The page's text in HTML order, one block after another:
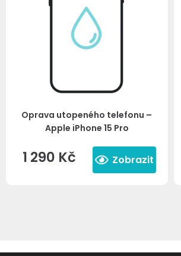
Oprava utopeného telefonu –
Apple iPhone 15 Pro
1 290 Kč Zobrazit